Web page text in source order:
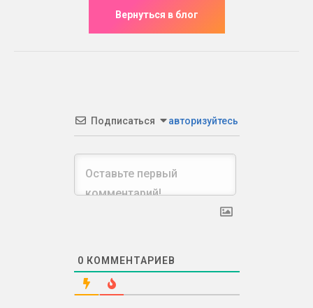
Подписаться авторизуйтесь
0 КОММЕНТАРИЕВ